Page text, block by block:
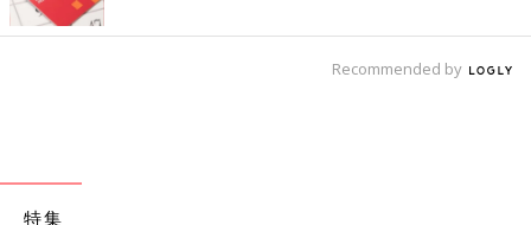
Recommended by
特集